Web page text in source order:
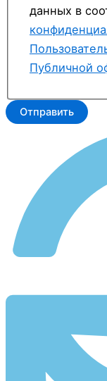
данных в
Публичной
Отправить